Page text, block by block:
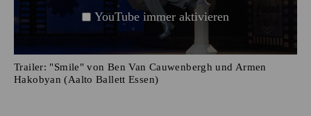
YouTube immer aktivieren
Trailer: "Smile" von Ben Van Cauwenbergh und Armen
Hakobyan (Aalto Ballett Essen)